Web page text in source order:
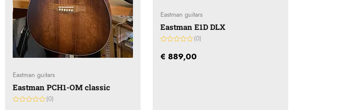
Eastman guitars
Eastman PCH1-OM classic
(0)
Eastman guitars
Eastman E1D DLX
0
uit
(0)
€ 889,00